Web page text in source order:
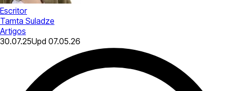
Escritor
Tamta Suladze
Artigos
30.07.25Upd 07.05.26